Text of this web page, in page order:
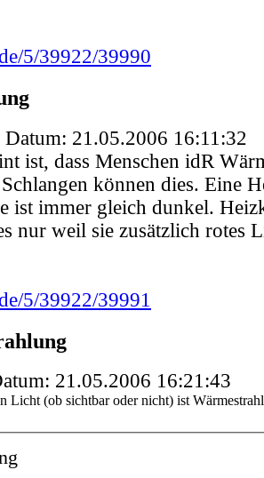
5/39922/39990
Datum: 21.05.2006 16:11:32
ist, dass Menschen idR
können dies. Eine
ist immer gleich dunkel.
nur weil sie zusätzlich rotes
5/39922/39991
21.05.2006 16:21:43
Licht (ob sichtbar oder nicht) ist